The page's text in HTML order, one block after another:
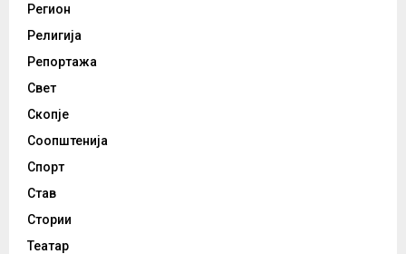
Регион
Религија
Репортажа
Свет
Скопје
Соопштенија
Спорт
Став
Стории
Театар